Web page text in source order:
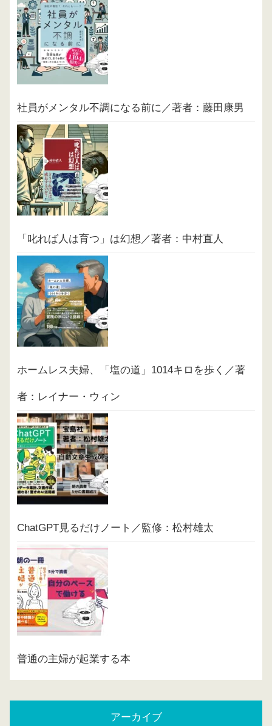
社員がメンタル不調になる前に／著者：藤田康男
「叱れば人は育つ」は幻想／著者：中村直人
ホームレス夫婦、「塩の道」1014キロを歩く／著
者：レイナー・ウィン
ChatGPT見るだけノート／監修：松村雄太
普通の主婦が起業する本
アーカイブ